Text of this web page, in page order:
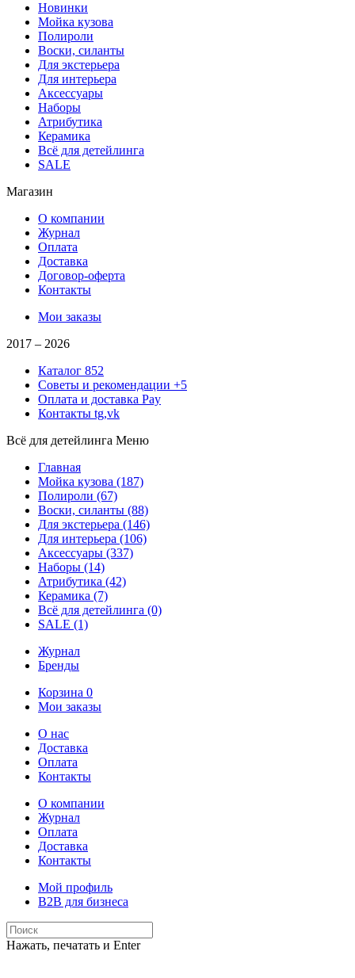
Новинки
Мойка кузова
Полироли
Воски, силанты
Для экстерьера
Для интерьера
Аксессуары
Наборы
Атрибутика
Керамика
Всё для детейлинга
SALE
Магазин
О компании
Журнал
Оплата
Доставка
Договор-оферта
Контакты
Мои заказы
2017 – 2026
Каталог 852
Советы и рекомендации +5
Оплата и доставка Pay
Контакты tg,vk
Всё для детейлинга Меню
Главная
Мойка кузова (187)
Полироли (67)
Воски, силанты (88)
Для экстерьера (146)
Для интерьера (106)
Аксессуары (337)
Наборы (14)
Атрибутика (42)
Керамика (7)
Всё для детейлинга (0)
SALE (1)
Журнал
Бренды
Корзина 0
Мои заказы
О нас
Доставка
Оплата
Контакты
О компании
Журнал
Оплата
Доставка
Контакты
Мой профиль
B2B для бизнеса
Нажать, печатать и Enter